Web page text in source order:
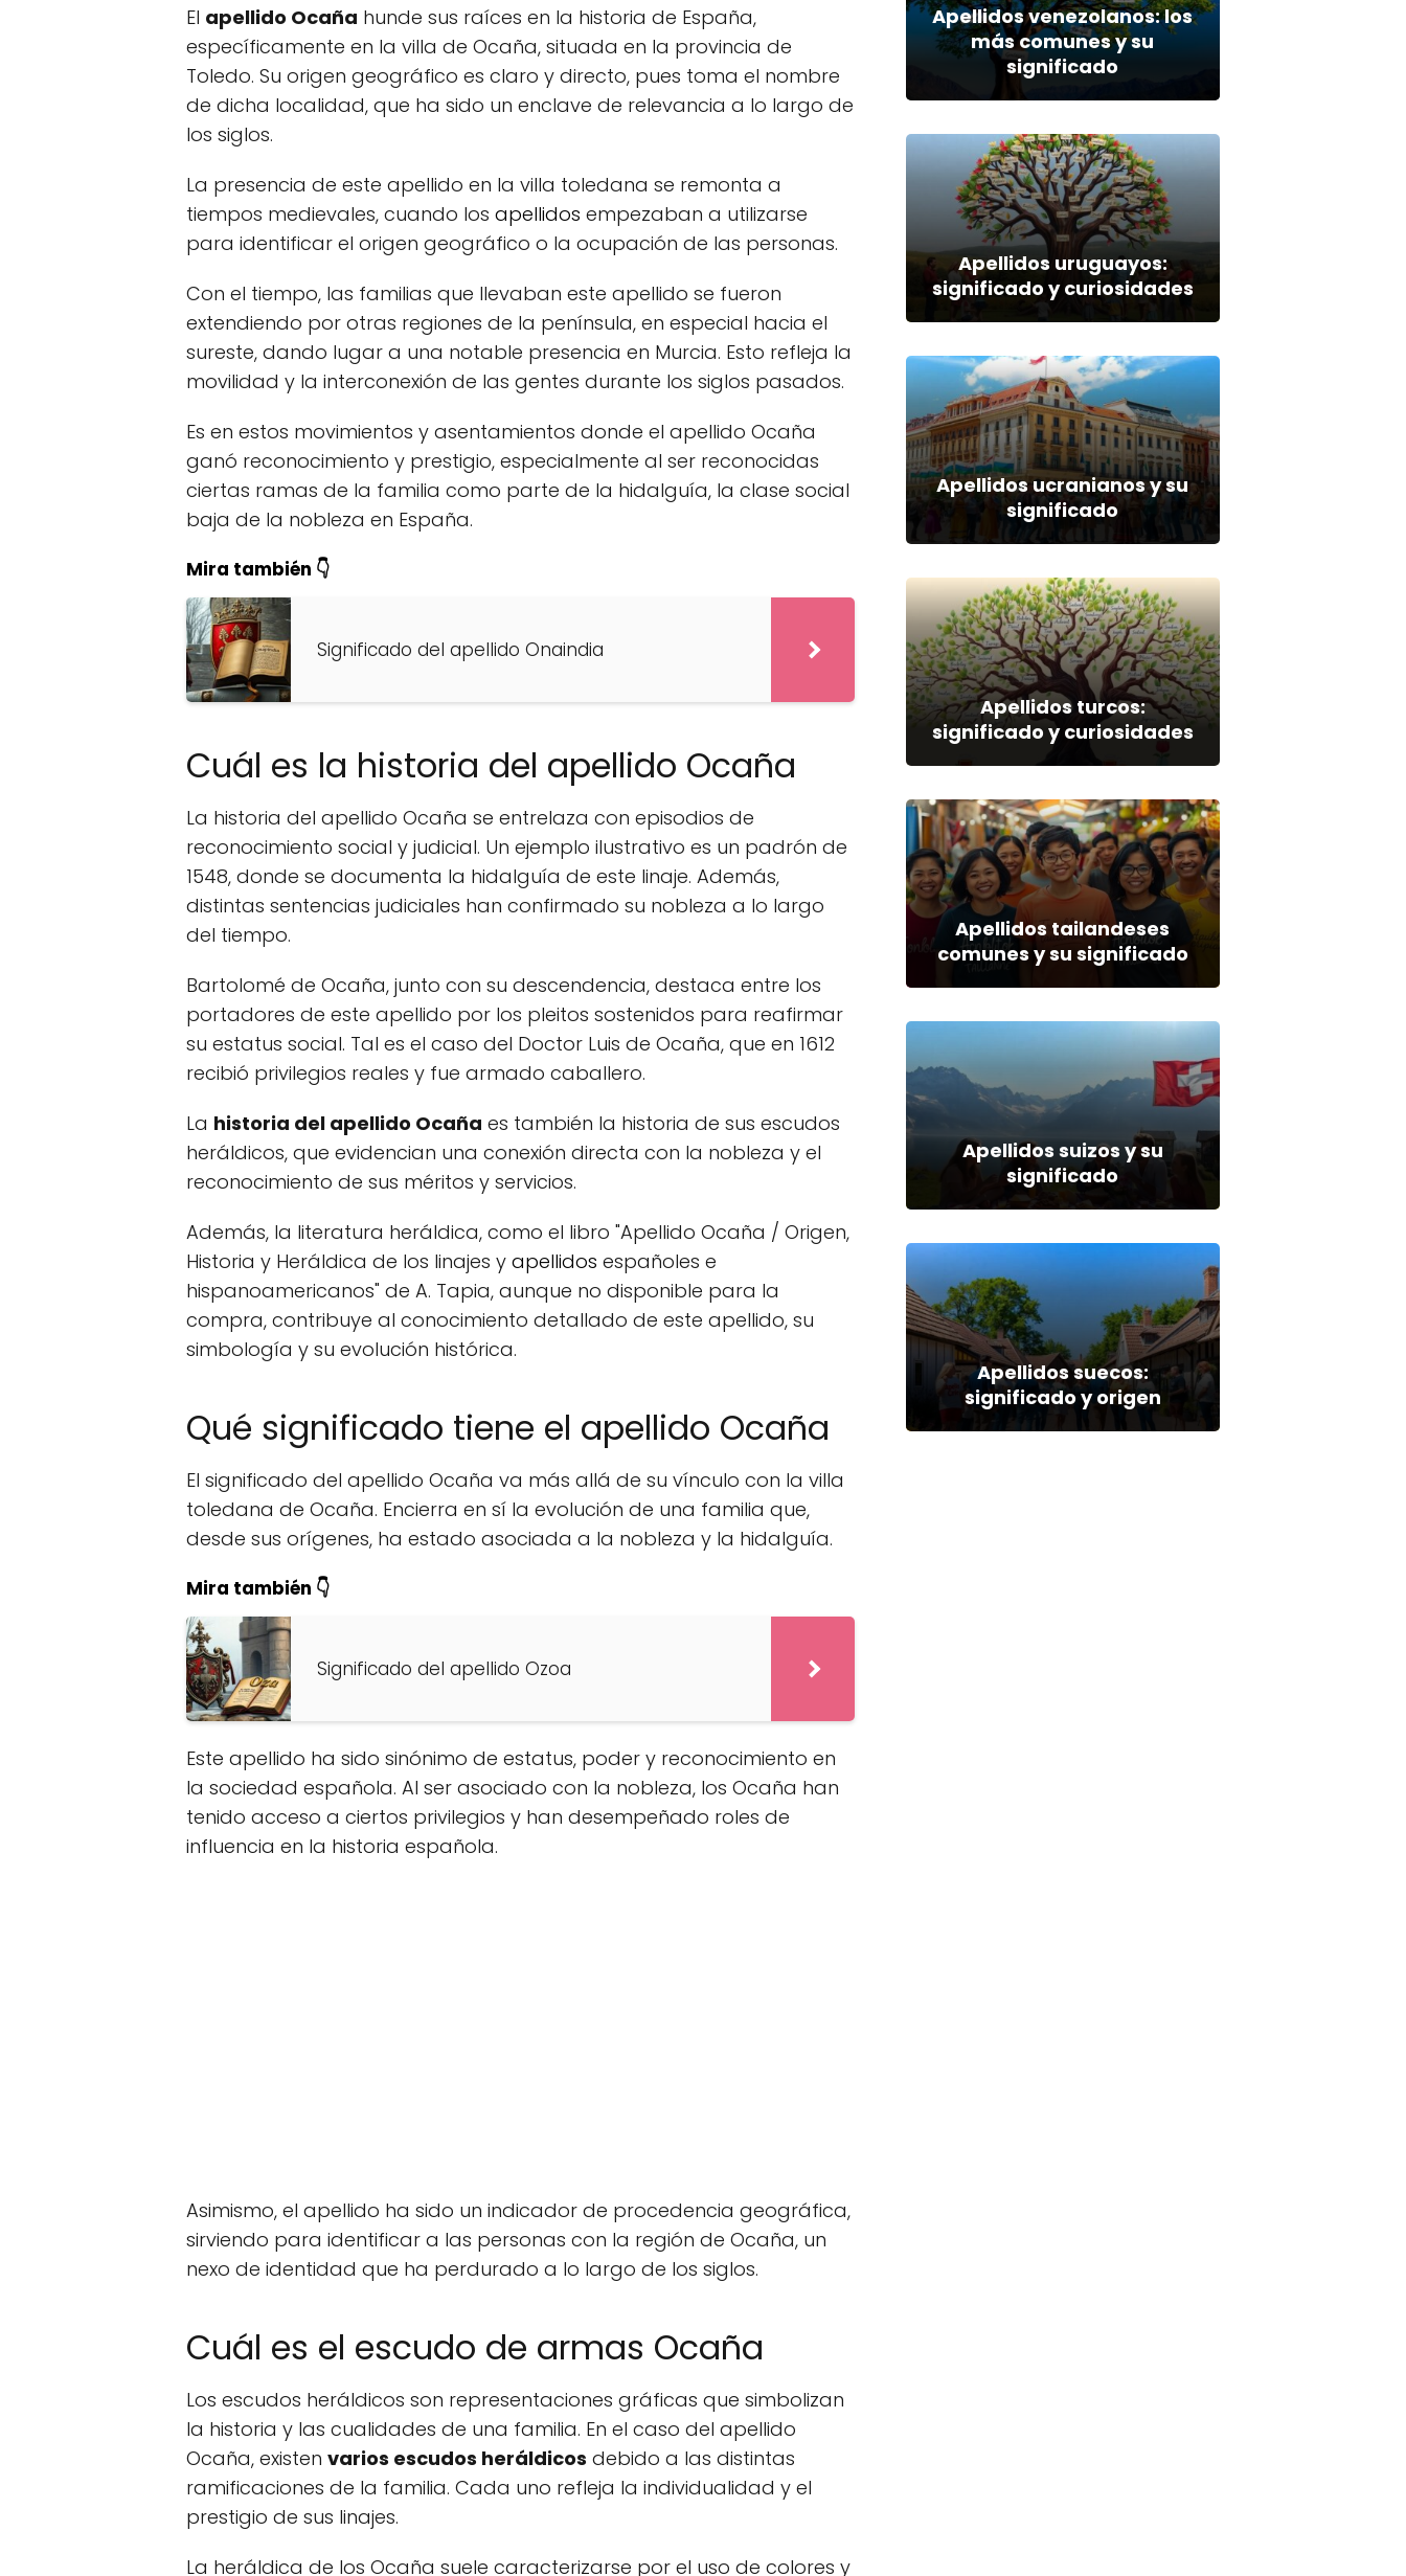
El apellido Ocaña hunde sus raíces en la historia de España,
específicamente en la villa de Ocaña, situada en la provincia de
Toledo. Su origen geográfico es claro y directo, pues toma el nombre
de dicha localidad, que ha sido un enclave de relevancia a lo largo de
los siglos.
La presencia de este apellido en la villa toledana se remonta a
tiempos medievales, cuando los apellidos empezaban a utilizarse
para identificar el origen geográfico o la ocupación de las personas.
Con el tiempo, las familias que llevaban este apellido se fueron
extendiendo por otras regiones de la península, en especial hacia el
sureste, dando lugar a una notable presencia en Murcia. Esto refleja la
movilidad y la interconexión de las gentes durante los siglos pasados.
Es en estos movimientos y asentamientos donde el apellido Ocaña
ganó reconocimiento y prestigio, especialmente al ser reconocidas
ciertas ramas de la familia como parte de la hidalguía, la clase social
baja de la nobleza en España.
Mira también 👇
Significado del apellido Onaindia
Cuál es la historia del apellido Ocaña
La historia del apellido Ocaña se entrelaza con episodios de
reconocimiento social y judicial. Un ejemplo ilustrativo es un padrón de
1548, donde se documenta la hidalguía de este linaje. Además,
distintas sentencias judiciales han confirmado su nobleza a lo largo
del tiempo.
Bartolomé de Ocaña, junto con su descendencia, destaca entre los
portadores de este apellido por los pleitos sostenidos para reafirmar
su estatus social. Tal es el caso del Doctor Luis de Ocaña, que en 1612
recibió privilegios reales y fue armado caballero.
La historia del apellido Ocaña es también la historia de sus escudos
heráldicos, que evidencian una conexión directa con la nobleza y el
reconocimiento de sus méritos y servicios.
Además, la literatura heráldica, como el libro "Apellido Ocaña / Origen,
Historia y Heráldica de los linajes y apellidos españoles e
hispanoamericanos" de A. Tapia, aunque no disponible para la
compra, contribuye al conocimiento detallado de este apellido, su
simbología y su evolución histórica.
Qué significado tiene el apellido Ocaña
El significado del apellido Ocaña va más allá de su vínculo con la villa
toledana de Ocaña. Encierra en sí la evolución de una familia que,
desde sus orígenes, ha estado asociada a la nobleza y la hidalguía.
Mira también 👇
Significado del apellido Ozoa
Este apellido ha sido sinónimo de estatus, poder y reconocimiento en
la sociedad española. Al ser asociado con la nobleza, los Ocaña han
tenido acceso a ciertos privilegios y han desempeñado roles de
influencia en la historia española.
Asimismo, el apellido ha sido un indicador de procedencia geográfica,
sirviendo para identificar a las personas con la región de Ocaña, un
nexo de identidad que ha perdurado a lo largo de los siglos.
Cuál es el escudo de armas Ocaña
Los escudos heráldicos son representaciones gráficas que simbolizan
la historia y las cualidades de una familia. En el caso del apellido
Ocaña, existen varios escudos heráldicos debido a las distintas
ramificaciones de la familia. Cada uno refleja la individualidad y el
prestigio de sus linajes.
La heráldica de los Ocaña suele caracterizarse por el uso de colores y
Apellidos venezolanos: los
más comunes y su
significado
Apellidos uruguayos:
significado y curiosidades
Apellidos ucranianos y su
significado
Apellidos turcos:
significado y curiosidades
Apellidos tailandeses
comunes y su significado
Apellidos suizos y su
significado
Apellidos suecos:
significado y origen